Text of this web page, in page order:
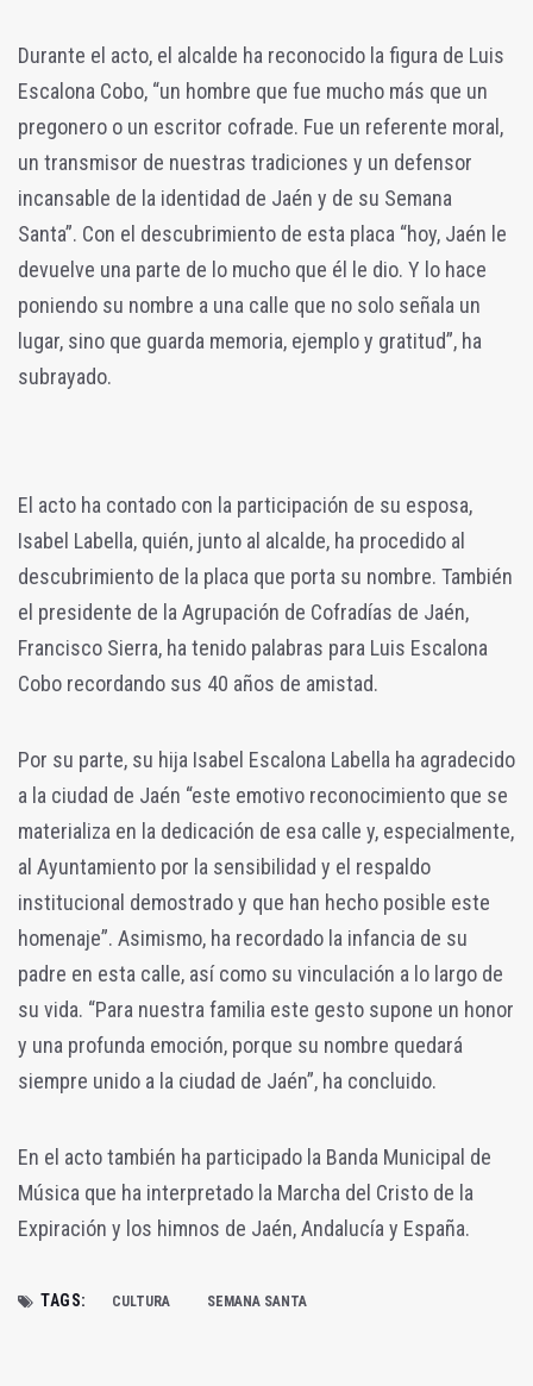
Durante el acto, el alcalde ha reconocido la figura de Luis
Escalona Cobo, “un hombre que fue mucho más que un
pregonero o un escritor cofrade. Fue un referente moral,
un transmisor de nuestras tradiciones y un defensor
incansable de la identidad de Jaén y de su Semana
Santa”. Con el descubrimiento de esta placa “hoy, Jaén le
devuelve una parte de lo mucho que él le dio. Y lo hace
poniendo su nombre a una calle que no solo señala un
lugar, sino que guarda memoria, ejemplo y gratitud”, ha
subrayado.
El acto ha contado con la participación de su esposa,
Isabel Labella, quién, junto al alcalde, ha procedido al
descubrimiento de la placa que porta su nombre. También
el presidente de la Agrupación de Cofradías de Jaén,
Francisco Sierra, ha tenido palabras para Luis Escalona
Cobo recordando sus 40 años de amistad.
Por su parte, su hija Isabel Escalona Labella ha agradecido
a la ciudad de Jaén “este emotivo reconocimiento que se
materializa en la dedicación de esa calle y, especialmente,
al Ayuntamiento por la sensibilidad y el respaldo
institucional demostrado y que han hecho posible este
homenaje”. Asimismo, ha recordado la infancia de su
padre en esta calle, así como su vinculación a lo largo de
su vida. “Para nuestra familia este gesto supone un honor
y una profunda emoción, porque su nombre quedará
siempre unido a la ciudad de Jaén”, ha concluido.
En el acto también ha participado la Banda Municipal de
Música que ha interpretado la Marcha del Cristo de la
Expiración y los himnos de Jaén, Andalucía y España.
TAGS: CULTURA SEMANA SANTA